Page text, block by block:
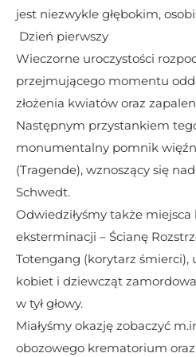
jest niezwykle głębokim,
Dzień pierwszy
Wieczorne uroczystości
przejmującego momentu
złożenia kwiatów oraz
Następnym przystankiem
monumentalny pomnik
(Tragende), wznoszący się
Schwedt.
Odwiedziłyśmy także miejsca
eksterminacji – Ścianę
Totengang (korytarz śmierci),
kobiet i dziewcząt
w tył głowy.
Miałyśmy okazję zobaczyć
obozowego krematorium